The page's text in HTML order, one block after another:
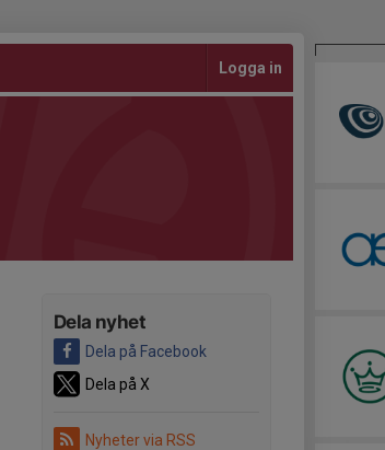
Logga in
Dela nyhet
Dela på Facebook
Dela på X
Nyheter via RSS